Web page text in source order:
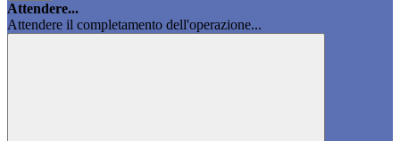
Attendere...
Attendere il completamento dell'operazione...